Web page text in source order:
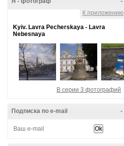
К приложению
Kyiv. Lavra Pecherskaya - Lavra
Nebesnaya
В серии 3 фотографий
-
Подписка по e-mail